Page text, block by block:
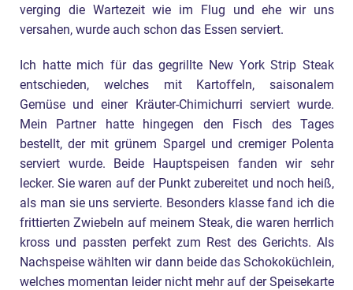
verging die Wartezeit wie im Flug und ehe wir uns
versahen, wurde auch schon das Essen serviert.
Ich hatte mich für das gegrillte New York Strip Steak
entschieden, welches mit Kartoffeln, saisonalem
Gemüse und einer Kräuter-Chimichurri serviert wurde.
Mein Partner hatte hingegen den Fisch des Tages
bestellt, der mit grünem Spargel und cremiger Polenta
serviert wurde. Beide Hauptspeisen fanden wir sehr
lecker. Sie waren auf der Punkt zubereitet und noch heiß,
als man sie uns servierte. Besonders klasse fand ich die
frittierten Zwiebeln auf meinem Steak, die waren herrlich
kross und passten perfekt zum Rest des Gerichts. Als
Nachspeise wählten wir dann beide das Schokoküchlein,
welches momentan leider nicht mehr auf der Speisekarte